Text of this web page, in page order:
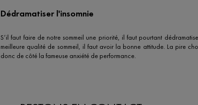
Dédramatiser l'insomnie
S’il faut faire de notre sommeil une priorité, il faut pourtant
meilleure qualité de sommeil, il faut avoir la bonne attitude. La pire
donc de côté la fameuse anxiété de performance.